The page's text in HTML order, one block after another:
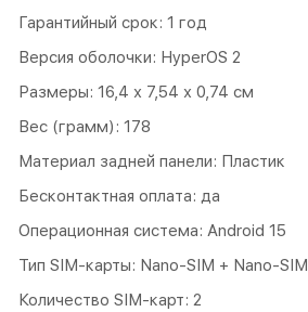
Гарантийный срок: 1 год
Версия оболочки: HyperOS 2
Размеры: 16,4 x 7,54 x 0,74 см
Вес (грамм): 178
Материал задней панели: Пластик
Бесконтактная оплата: да
Операционная система: Android 15
Тип SIM-карты: Nano-SIM + Nano-SIM
Количество SIM-карт: 2